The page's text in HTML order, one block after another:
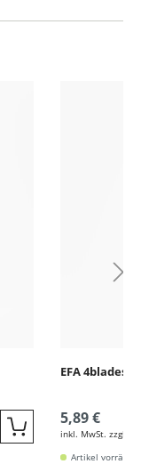
Quickbuy
EFA 4blades
5,89 €
inkl. MwSt. zzgl.
Artikel vorrätig